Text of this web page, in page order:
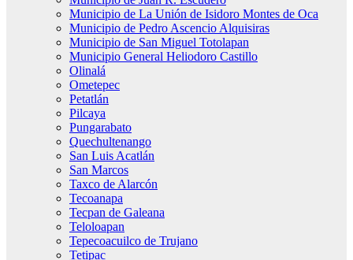
Municipio de La Unión de Isidoro Montes de Oca
Municipio de Pedro Ascencio Alquisiras
Municipio de San Miguel Totolapan
Municipio General Heliodoro Castillo
Olinalá
Ometepec
Petatlán
Pilcaya
Pungarabato
Quechultenango
San Luis Acatlán
San Marcos
Taxco de Alarcón
Tecoanapa
Tecpan de Galeana
Teloloapan
Tepecoacuilco de Trujano
Tetipac